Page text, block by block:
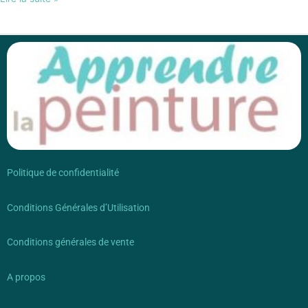
Politique de confidentialité
Conditions Générales d’Utilisation
Conditions générales de vente
A propos